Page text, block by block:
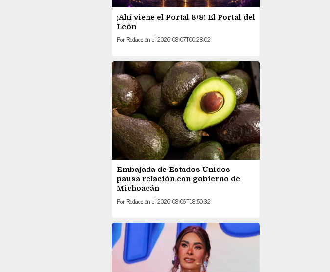
¡Ahí viene el Portal 8/8! El Portal del
León
Por Redacción el 2026-08-07T00:28:02
Embajada de Estados Unidos
pausa relación con gobierno de
Michoacán
Por Redacción el 2026-08-06T18:50:32